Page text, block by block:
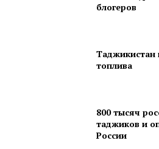
блогеров
Таджикистан
топлива
800 тысяч
таджиков и
России